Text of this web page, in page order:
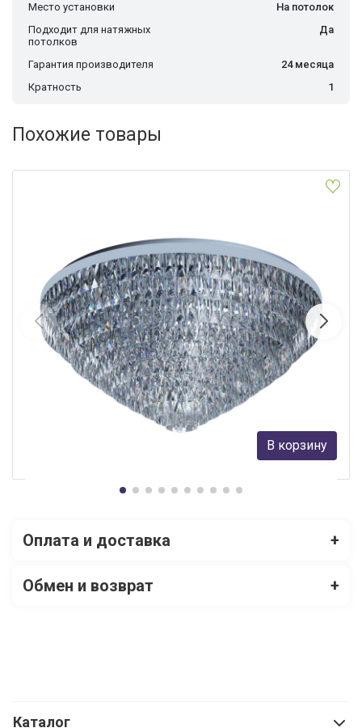
Место установки
На потолок
Подходит для натяжных
потолков
Да
Гарантия производителя
24 месяца
Кратность
1
Похожие товары
Накладная люстра EGLO 39493
Eglo
В корзину
Оплата и доставка +
Обмен и возврат +
Каталог